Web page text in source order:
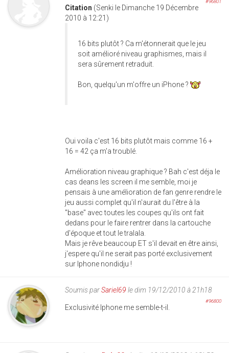
#96801
Citation (Senki le Dimanche 19 Décembre
2010 à 12:21)
16 bits plutôt ? Ca m'étonnerait que le jeu
soit amélioré niveau graphismes, mais il
sera sûrement retraduit.
Bon, quelqu'un m'offre un iPhone ?
Oui voila c'est 16 bits plutôt mais comme 16 +
16 = 42 ça m'a troublé.
Amélioration niveau graphique ? Bah c'est déja le
cas deans les screen il me semble, moi je
pensais à une amélioration de fan genre rendre le
jeu aussi complet qu'il n'aurait du l'être à la
"base" avec toutes les coupes qu'ils ont fait
dedans pour le faire rentrer dans la cartouche
d'époque et tout le tralala.
Mais je rêve beaucoup ET s'il devait en être ainsi,
j'espere qu'il ne serait pas porté exclusivement
sur Iphone nondidju !
Soumis parSariel69 le dim 19/12/2010 à 21h18
#96800
Exclusivité Iphone me semble-t-il.